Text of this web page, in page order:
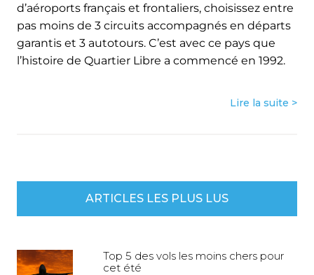
d’aéroports français et frontaliers, choisissez entre
pas moins de 3 circuits accompagnés en départs
garantis et 3 autotours. C’est avec ce pays que
l’histoire de Quartier Libre a commencé en 1992.
Lire la suite >
ARTICLES LES PLUS LUS
Top 5 des vols les moins chers pour
cet été